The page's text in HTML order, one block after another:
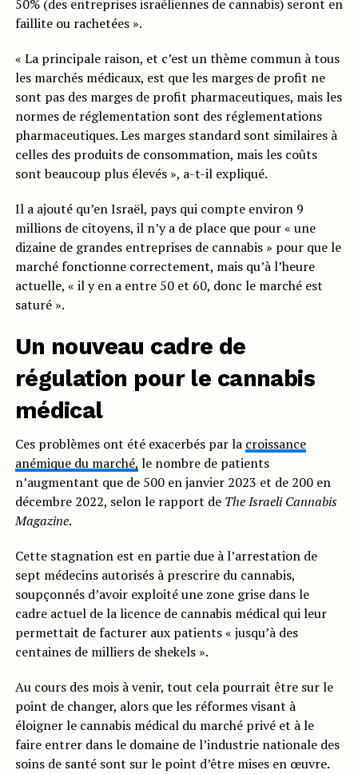
50% (des entreprises israéliennes de cannabis) seront en
faillite ou rachetées ».
« La principale raison, et c’est un thème commun à tous
les marchés médicaux, est que les marges de profit ne
sont pas des marges de profit pharmaceutiques, mais les
normes de réglementation sont des réglementations
pharmaceutiques. Les marges standard sont similaires à
celles des produits de consommation, mais les coûts
sont beaucoup plus élevés », a-t-il expliqué.
Il a ajouté qu’en Israël, pays qui compte environ 9
millions de citoyens, il n’y a de place que pour « une
dizaine de grandes entreprises de cannabis » pour que le
marché fonctionne correctement, mais qu’à l’heure
actuelle, « il y en a entre 50 et 60, donc le marché est
saturé ».
Un nouveau cadre de
régulation pour le cannabis
médical
Ces problèmes ont été exacerbés par la croissance
anémique du marché, le nombre de patients
n’augmentant que de 500 en janvier 2023 et de 200 en
décembre 2022, selon le rapport de The Israeli Cannabis
Magazine.
Cette stagnation est en partie due à l’arrestation de
sept médecins autorisés à prescrire du cannabis,
soupçonnés d’avoir exploité une zone grise dans le
cadre actuel de la licence de cannabis médical qui leur
permettait de facturer aux patients « jusqu’à des
centaines de milliers de shekels ».
Au cours des mois à venir, tout cela pourrait être sur le
point de changer, alors que les réformes visant à
éloigner le cannabis médical du marché privé et à le
faire entrer dans le domaine de l’industrie nationale des
soins de santé sont sur le point d’être mises en œuvre.